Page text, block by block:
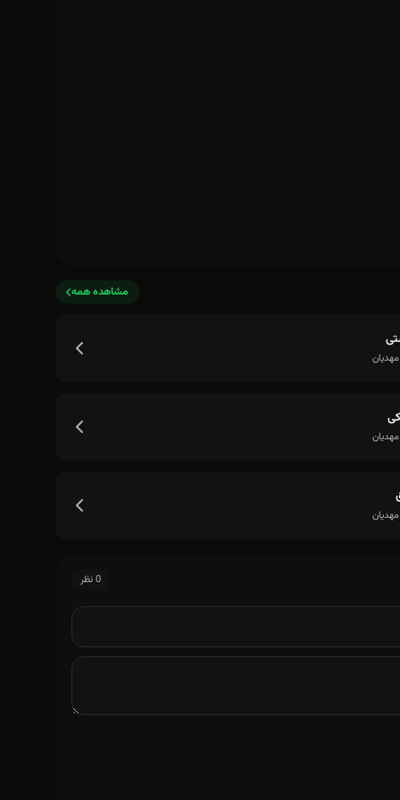
مشاهده همه
0 نظر